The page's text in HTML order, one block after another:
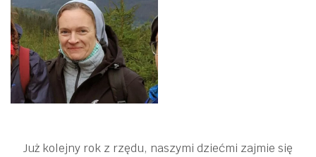
Już kolejny rok z rzędu, naszymi dziećmi zajmie się